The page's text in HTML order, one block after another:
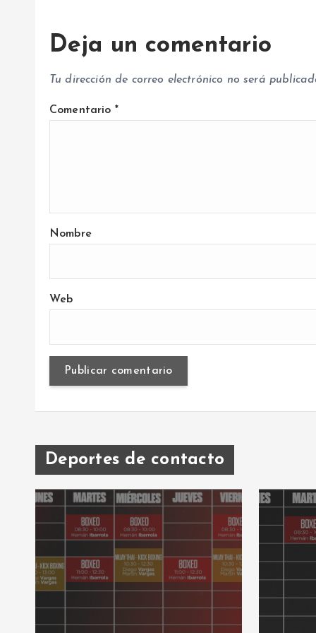
a
d
a
Deja un comentario
Tu dirección de correo electrónico no será
Comentario *
Nombre
Web
Deportes de contacto